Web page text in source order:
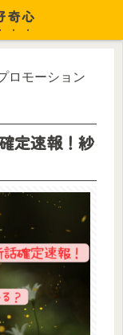
ロモーション
定速報！紗
奇心